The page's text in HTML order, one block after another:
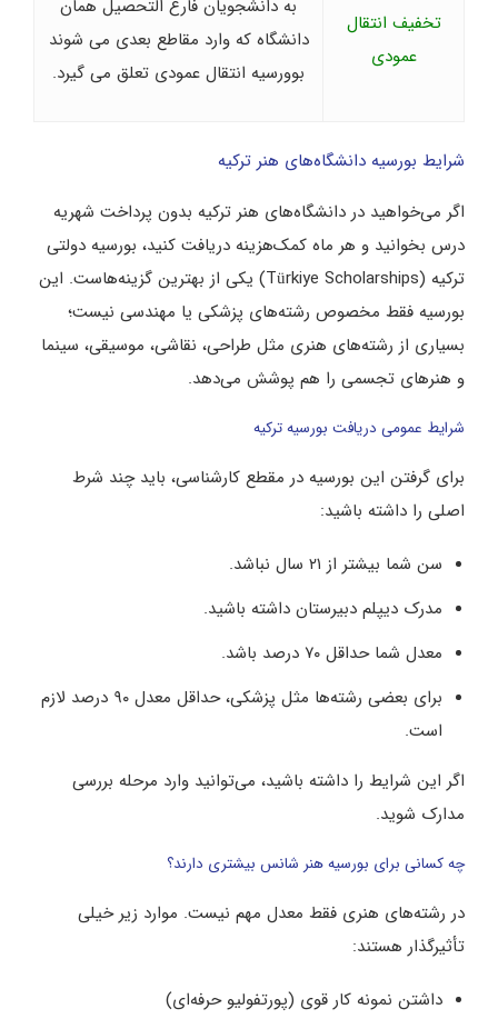
تخفیف انتقال
عمودی
به دانشجویان فارغ التحصیل همان
دانشگاه که وارد مقاطع بعدی می شوند
بوورسیه انتقال عمودی تعلق می گیرد.
شرایط بورسیه دانشگاه‌های هنر ترکیه
اگر می‌خواهید در دانشگاه‌های هنر ترکیه بدون پرداخت شهریه
درس بخوانید و هر ماه کمک‌هزینه دریافت کنید، بورسیه دولتی
ترکیه (Türkiye Scholarships) یکی از بهترین گزینه‌هاست. این
بورسیه فقط مخصوص رشته‌های پزشکی یا مهندسی نیست؛
بسیاری از رشته‌های هنری مثل طراحی، نقاشی، موسیقی، سینما
و هنرهای تجسمی را هم پوشش می‌دهد.
شرایط عمومی دریافت بورسیه ترکیه
برای گرفتن این بورسیه در مقطع کارشناسی، باید چند شرط
اصلی را داشته باشید:
سن شما بیشتر از ۲۱ سال نباشد.
مدرک دیپلم دبیرستان داشته باشید.
معدل شما حداقل ۷۰ درصد باشد.
برای بعضی رشته‌ها مثل پزشکی، حداقل معدل ۹۰ درصد لازم
است.
اگر این شرایط را داشته باشید، می‌توانید وارد مرحله بررسی
مدارک شوید.
چه کسانی برای بورسیه هنر شانس بیشتری دارند؟
در رشته‌های هنری فقط معدل مهم نیست. موارد زیر خیلی
تأثیرگذار هستند:
داشتن نمونه کار قوی (پورتفولیو حرفه‌ای)